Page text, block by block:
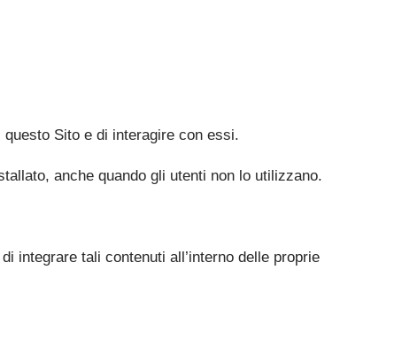
Sito e di interagire con essi.
anche quando gli utenti non lo utilizzano.
integrare tali contenuti all’interno delle proprie